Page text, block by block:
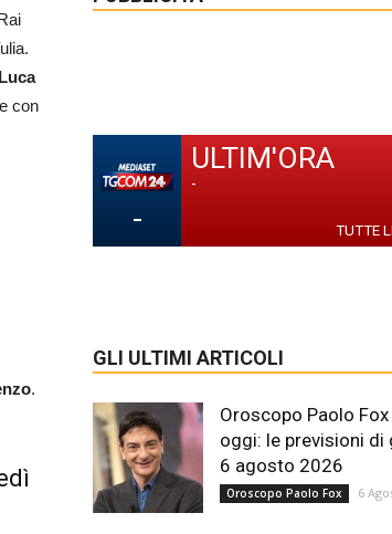
Luca
con
.
-
ULTIM'ORA
-
TUTTE
GLI ULTIMI ARTICOLI
Oroscopo Paolo Fox
oggi: le previsioni di
6 agosto 2026
Oroscopo Paolo Fox 6